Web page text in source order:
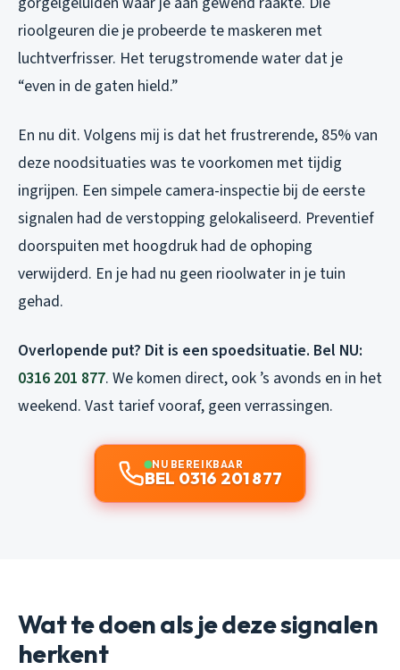
rioolgeuren die je probeerde te maskeren met
luchtverfrisser. Het terugstromende water dat je
“even in de gaten hield.”
En nu dit. Volgens mij is dat het frustrerende, 85% van
deze noodsituaties was te voorkomen met tijdig
ingrijpen. Een simpele camera-inspectie bij de eerste
signalen had de verstopping gelokaliseerd. Preventief
doorspuiten met hoogdruk had de ophoping
verwijderd. En je had nu geen rioolwater in je tuin
gehad.
Overlopende put? Dit is een spoedsituatie. Bel NU:
0316 201 877. We komen direct, ook ’s avonds en in het
weekend. Vast tarief vooraf, geen verrassingen.
NU BEREIKBAAR
BEL 0316 201 877
Wat te doen als je deze signalen
herkent